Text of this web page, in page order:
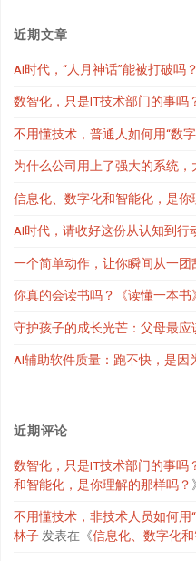
近期文章
AI时代，“人月神话”能被打破吗？
数智化，只是IT技术部门的事吗
不用懂技术，普通人如何用“数
为什么公司用上了强大的系统，
信息化、数字化和智能化，是你
AI时代，请收好这份从认知到
一个简单动作，让你瞬间从一团
你真的会读书吗？《读懂一本
守护孩子的成长光芒：父母最应
AI辅助软件质量：跑不快，是因
近期评论
数智化，只是IT技术部门的事吗
和智能化，是你理解的那样吗？ 》
不用懂技术，非技术人员如何用
林子发表在《信息化、数字化